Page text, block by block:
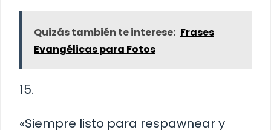
Quizás también te interese: Frases
Evangélicas para Fotos
15.
«Siempre listo para respawnear y